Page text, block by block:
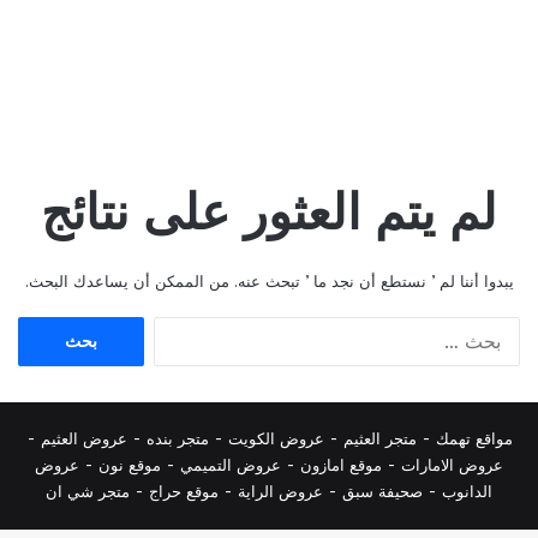
لم يتم العثور على نتائج
يبدوا أننا لم ’ نستطع أن نجد ما ’ تبحث عنه. من الممكن أن يساعدك البحث.
مواقع تهمك - متجر العثيم - عروض الكويت - متجر بنده - عروض العثيم -
عروض الامارات - موقع امازون - عروض التميمي - موقع نون - عروض
الدانوب - صحيفة سبق - عروض الراية - موقع حراج - متجر شي ان